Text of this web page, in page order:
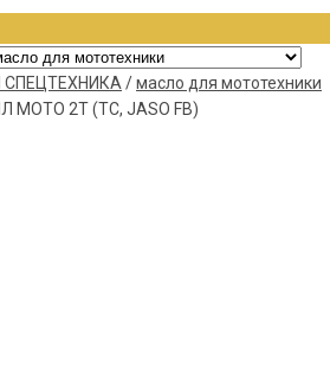
СПЕЦТЕХНИКА /масло для мототехники
МОТО 2T (ТС, JASO FB)